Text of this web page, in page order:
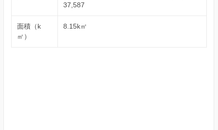
37,587
面積（k
㎡）
8.15k㎡